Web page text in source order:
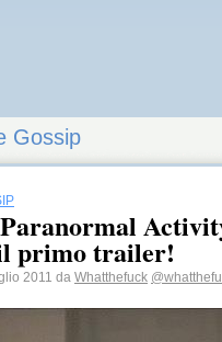
Gossip
primo trailer!
2011 da Whatthefuck